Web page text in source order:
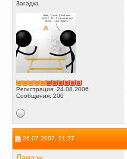
Загадка
Регистрация: 24.08.2006
Сообщения: 200
26.07.2007, 21:37